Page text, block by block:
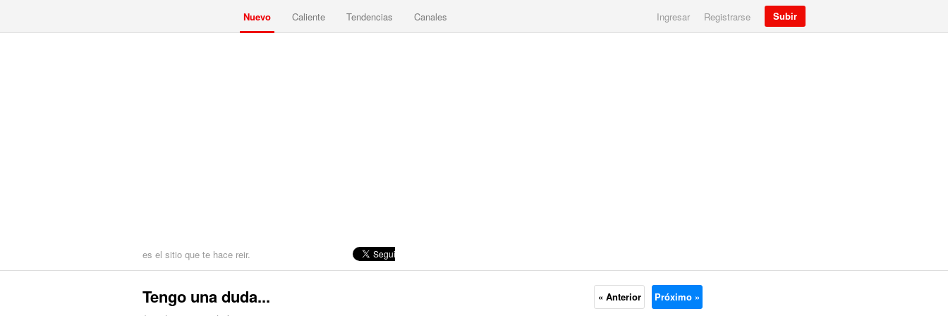
Nuevo Caliente Tendencias Canales Ingresar Registrarse Subir
es el sitio que te hace reir.
Tengo una duda... « Anterior Próximo »